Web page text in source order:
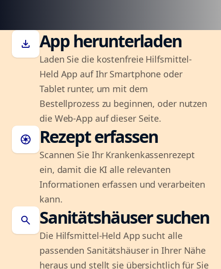
download App herunterladen
Laden Sie die kostenfreie Hilfsmittel-
Held App auf Ihr Smartphone oder
Tablet runter, um mit dem
Bestellprozess zu beginnen, oder nutzen
die Web-App auf dieser Seite.
camera Rezept erfassen
Scannen Sie Ihr Krankenkassenrezept
ein, damit die KI alle relevanten
Informationen erfassen und verarbeiten
kann.
search Sanitätshäuser suchen
Die Hilfsmittel-Held App sucht alle
passenden Sanitätshäuser in Ihrer Nähe
heraus und stellt sie übersichtlich für Sie